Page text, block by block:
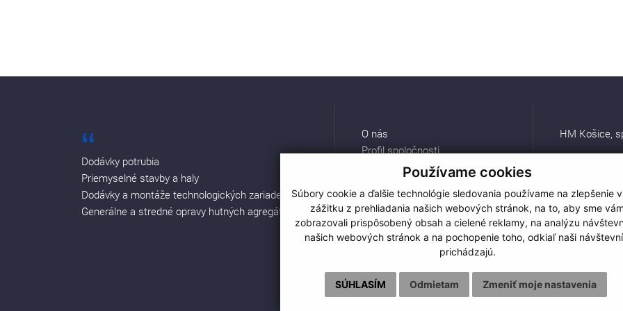
Používame cookies
Súbory cookie a ďalšie technológie sledovania používame na zlepšenie
zážitku z prehliadania našich webových stránok, na to, aby sme vám
zobrazovali prispôsobený obsah a cielené reklamy, na analýzu
našich webových stránok a na pochopenie toho, odkiaľ naši
prichádzajú.
SÚHLASÍM Odmietam Zmeniť moje nastavenia
Dodávky potrubia
Priemyselné stavby a haly
Dodávky a montáže technologických zariadení
Generálne a stredné opravy hutných agregátov
O nás
Profil spoločnosti
Referencie
Pracovné ponuky
Kontakt
HM Košice,
Tel.:+421 55
E-mail: